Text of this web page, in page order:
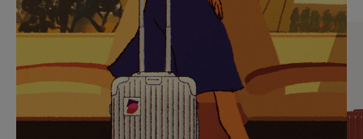
PAUSE
IT
UNMUTE
IT